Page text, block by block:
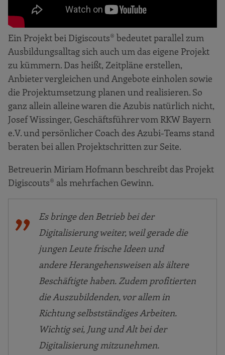
Ein Projekt bei Digiscouts® bedeutet parallel zum
Ausbildungsalltag sich auch um das eigene Projekt
zu kümmern. Das heißt, Zeitpläne erstellen,
Anbieter vergleichen und Angebote einholen sowie
die Projektumsetzung planen und realisieren. So
ganz allein alleine waren die Azubis natürlich nicht,
Josef Wissinger, Geschäftsführer vom RKW Bayern
e.V. und persönlicher Coach des Azubi-Teams stand
beraten bei allen Projektschritten zur Seite.
Betreuerin Miriam Hofmann beschreibt das Projekt
Digiscouts® als mehrfachen Gewinn.
Es bringe den Betrieb bei der
Digitalisierung weiter, weil gerade die
jungen Leute frische Ideen und
andere Herangehensweisen als ältere
Beschäftigte haben. Zudem profitierten
die Auszubildenden, vor allem in
Richtung selbstständiges Arbeiten.
Wichtig sei, Jung und Alt bei der
Digitalisierung mitzunehmen.